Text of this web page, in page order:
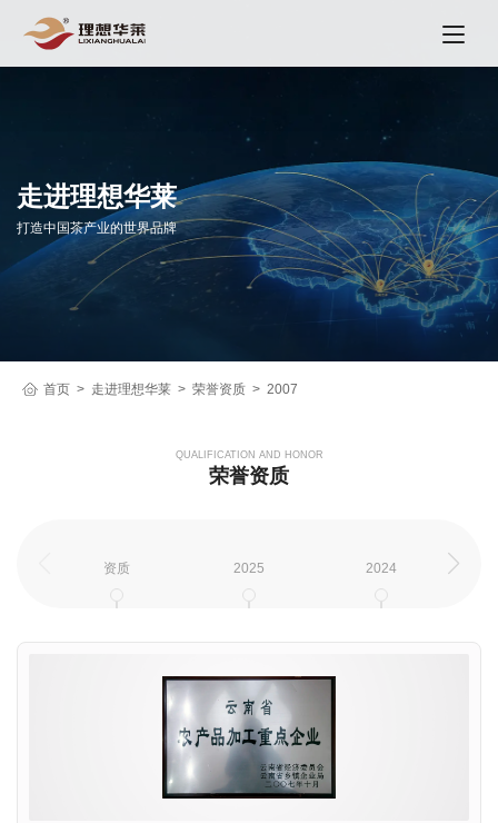
走进理想华莱
打造中国茶产业的世界品牌
首页 走进理想华莱 荣誉资质 2007
QUALIFICATION AND HONOR
荣誉资质
资质 2025 2024